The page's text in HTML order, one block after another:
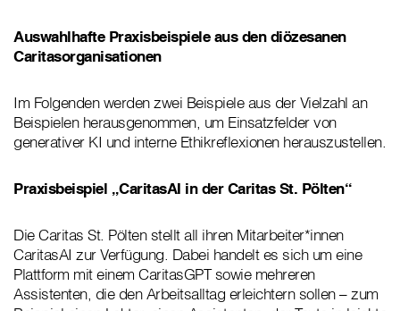
Auswahlhafte Praxisbeispiele aus den diözesanen
Caritasorganisationen
Im Folgenden werden zwei Beispiele aus der Vielzahl an
Beispielen herausgenommen, um Einsatzfelder von
generativer KI und interne Ethikreflexionen herauszustellen.
Praxisbeispiel „CaritasAI in der Caritas St. Pölten“
Die Caritas St. Pölten stellt all ihren Mitarbeiter*innen
CaritasAI zur Verfügung. Dabei handelt es sich um eine
Plattform mit einem CaritasGPT sowie mehreren
Assistenten, die den Arbeitsalltag erleichtern sollen – zum